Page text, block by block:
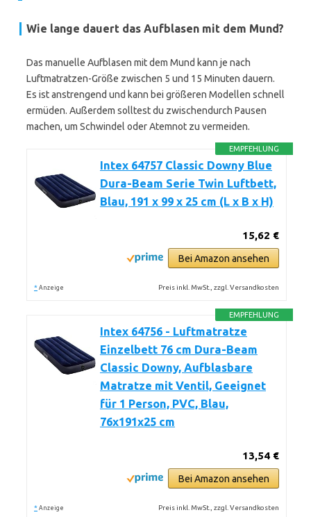
Wie lange dauert das Aufblasen mit dem Mund?
Das manuelle Aufblasen mit dem Mund kann je nach
Luftmatratzen-Größe zwischen 5 und 15 Minuten dauern.
Es ist anstrengend und kann bei größeren Modellen schnell
ermüden. Außerdem solltest du zwischendurch Pausen
machen, um Schwindel oder Atemnot zu vermeiden.
EMPFEHLUNG
Intex 64757 Classic Downy Blue
Dura-Beam Serie Twin Luftbett,
Blau, 191 x 99 x 25 cm (L x B x H)
15,62 €
Bei Amazon ansehen
* Anzeige Preis inkl. MwSt., zzgl. Versandkosten
EMPFEHLUNG
Intex 64756 - Luftmatratze
Einzelbett 76 cm Dura-Beam
Classic Downy, Aufblasbare
Matratze mit Ventil, Geeignet
für 1 Person, PVC, Blau,
76x191x25 cm
13,54 €
Bei Amazon ansehen
* Anzeige Preis inkl. MwSt., zzgl. Versandkosten